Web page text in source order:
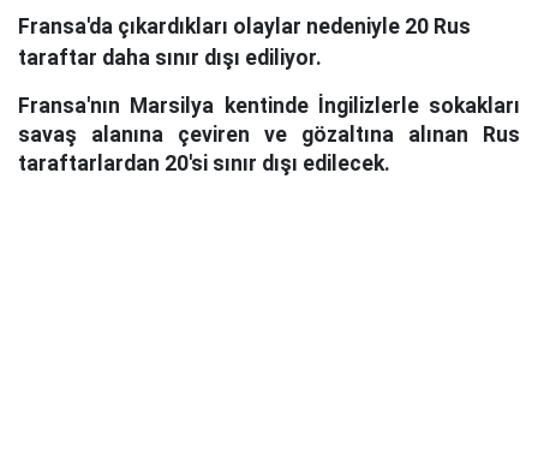
Fransa'da çıkardıkları olaylar nedeniyle 20 Rus
taraftar daha sınır dışı ediliyor.
Fransa'nın Marsilya kentinde İngilizlerle sokakları
savaş alanına çeviren ve gözaltına alınan Rus
taraftarlardan 20'si sınır dışı edilecek.